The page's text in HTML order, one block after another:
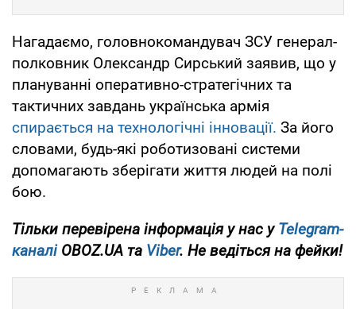
Нагадаємо, головнокомандувач ЗСУ генерал-
полковник Олександр Сирський заявив, що у
плануванні оперативно-стратегічних та
тактичних завдань українська армія
спирається на технологічні інновації. За його
словами, будь-які роботизовані системи
допомагають зберігати життя людей на полі
бою.
Тільки перевірена інформація у нас уTelegram-
каналіOBOZ.UA та Viber. Не ведіться на фейки!